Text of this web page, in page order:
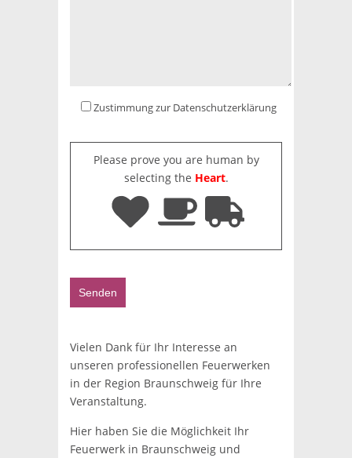
Zustimmung zur Datenschutzerklärung
Please prove you are human by
selecting the Heart.
Vielen Dank für Ihr Interesse an
unseren professionellen Feuerwerken
in der Region Braunschweig für Ihre
Veranstaltung.
Hier haben Sie die Möglichkeit Ihr
Feuerwerk in Braunschweig und